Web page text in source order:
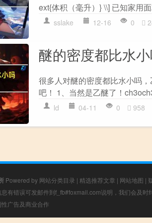
ext{体积（毫升）} \\] 已知家用
sslake 12-16 0
醚的密度都比水小
很多人对醚的密度都比水小吗
吧！ 1、当然是乙醚了！
ld 04-11 0 958
Powered by 网站分类目录 | 精选推荐文章 | 网站地图 |
有错误可发邮件到f_fb#foxmail.com说明，我们会及时
广告及商业合作